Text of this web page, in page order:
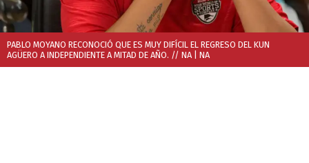
PABLO MOYANO RECONOCIÓ QUE ES MUY DIFÍCIL EL REGRESO DEL KUN
AGÜERO A INDEPENDIENTE A MITAD DE AÑO. // NA | NA